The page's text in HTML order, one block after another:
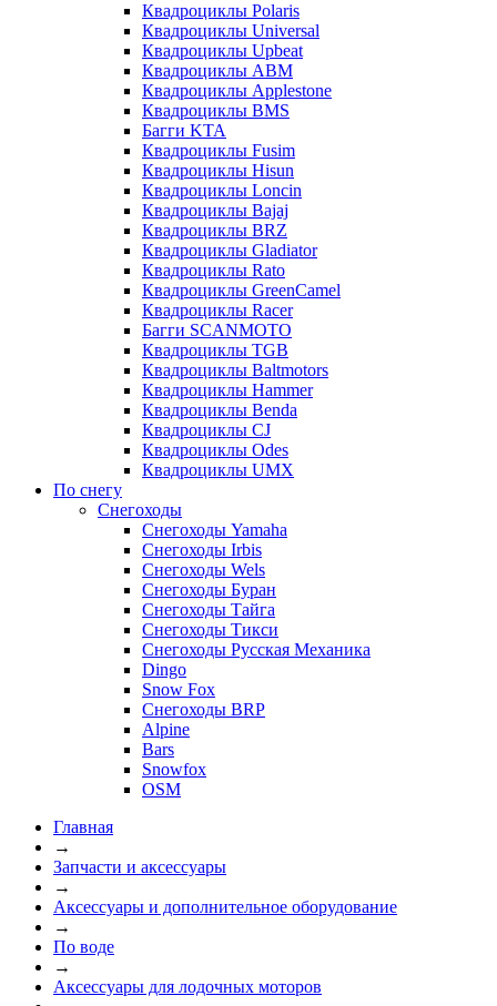
Квадроциклы Polaris
Квадроциклы Universal
Квадроциклы Upbeat
Квадроциклы ABM
Квадроциклы Applestone
Квадроциклы BMS
Багги KTA
Квадроциклы Fusim
Квадроциклы Hisun
Квадроциклы Loncin
Квадроциклы Bajaj
Квадроциклы BRZ
Квадроциклы Gladiator
Квадроциклы Rato
Квадроциклы GreenCamel
Квадроциклы Racer
Багги SCANMOTO
Квадроциклы TGB
Квадроциклы Baltmotors
Квадроциклы Hammer
Квадроциклы Benda
Квадроциклы CJ
Квадроциклы Odes
Квадроциклы UMX
По снегу
Снегоходы
Снегоходы Yamaha
Снегоходы Irbis
Снегоходы Wels
Снегоходы Буран
Снегоходы Тайга
Снегоходы Тикси
Снегоходы Русская Механика
Dingo
Snow Fox
Снегоходы BRP
Alpine
Bars
Snowfox
OSM
Главная
→
Запчасти и аксессуары
→
Аксессуары и дополнительное оборудование
→
По воде
→
Аксессуары для лодочных моторов